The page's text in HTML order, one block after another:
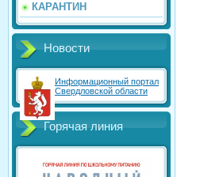
КАРАНТИН
Новости
Информационный портал
Свердловской области
Горячая линия